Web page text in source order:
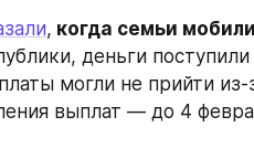
, когда семьи
деньги
могли не прийти
выплат — до 4